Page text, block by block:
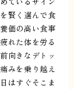
賢く選んで食
価の高い食事
れた体を労る
向きなデトッ
みを乗り越え
はすぐそこま